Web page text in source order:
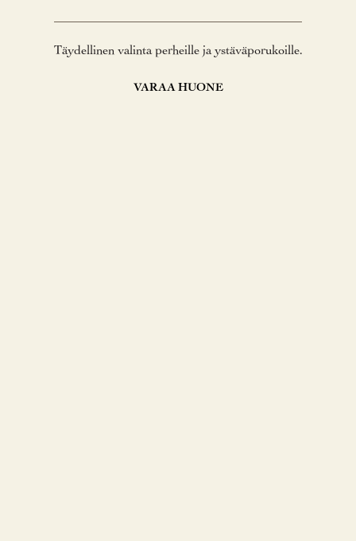
Täydellinen valinta perheille ja ystäväporukoille.
VARAA HUONE